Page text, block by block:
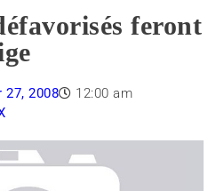
feront
27, 2008
12:00 am